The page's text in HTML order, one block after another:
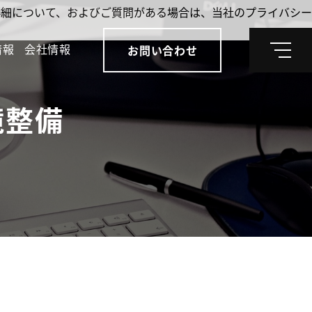
会社情報 お問い合わせ
メ
備
について、およびご質問がある場合は、当社のプライバシー